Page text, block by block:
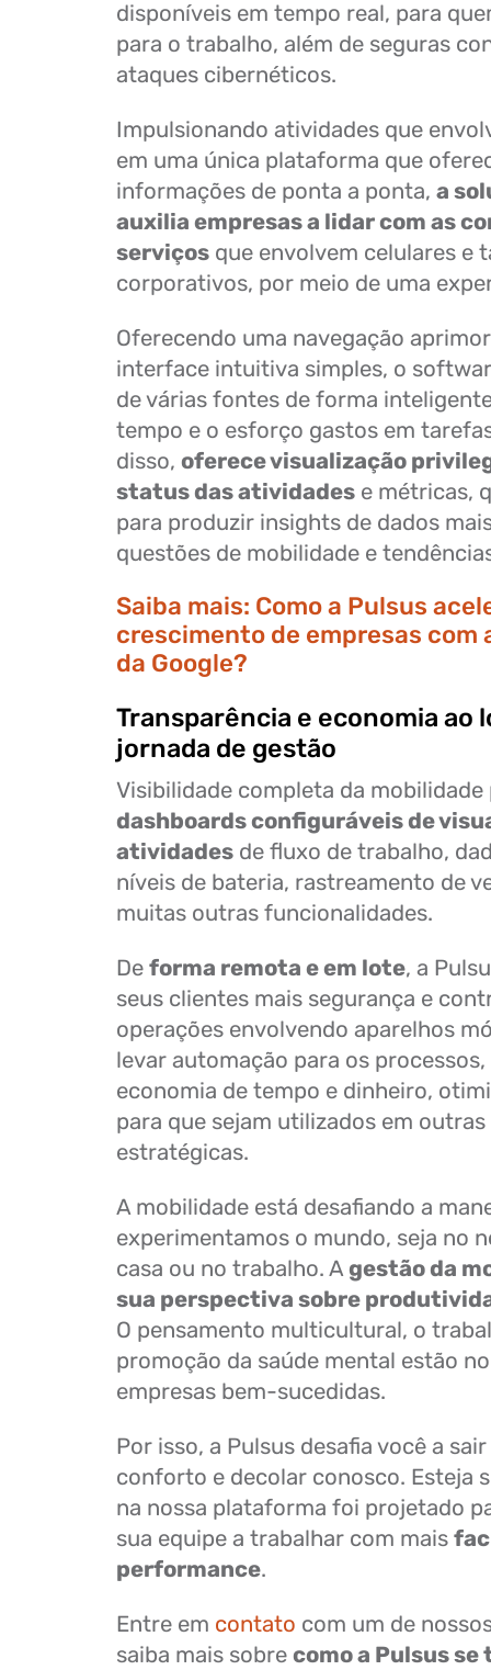
disponíveis em tempo real, para
para o trabalho, além de seguras
ataques cibernéticos.
Impulsionando atividades que
em uma única plataforma que
informações de ponta a ponta, a
auxilia empresas a lidar com as
serviços que envolvem celulares e
corporativos, por meio de uma
Oferecendo uma navegação
interface intuitiva simples, o
de várias fontes de forma
tempo e o esforço gastos em
disso, oferece visualização
status das atividades e métricas,
para produzir insights de dados
questões de mobilidade e
Saiba mais: Como a Pulsus
crescimento de empresas com
da Google?
Transparência e economia ao
jornada de gestão
Visibilidade completa da mobilidade
dashboards configuráveis de
atividades de fluxo de trabalho,
níveis de bateria, rastreamento de
muitas outras funcionalidades.
De forma remota e em lote, a
seus clientes mais segurança e
operações envolvendo aparelhos
levar automação para os
economia de tempo e dinheiro,
para que sejam utilizados em
estratégicas.
A mobilidade está desafiando a
experimentamos o mundo, seja no
casa ou no trabalho. Agestão da
sua perspectiva sobre
O pensamento multicultural, o
promoção da saúde mental estão
empresas bem-sucedidas.
Por isso, a Pulsus desafia você a
conforto e decolar conosco. Esteja
na nossa plataforma foi projetado
sua equipe a trabalhar com mais
performance.
Entre em contato com um de
saiba mais sobre como a Pulsus